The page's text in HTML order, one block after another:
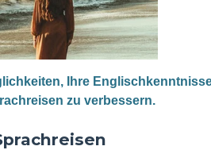
Ihre
zu verbessern.